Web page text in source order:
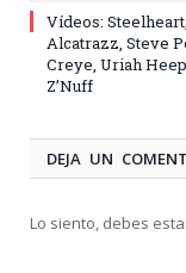
Vídeos: Steelheart,
Alcatrazz, Steve
Creye, Uriah
Z’Nuff
DEJA UN
Lo siento, debes